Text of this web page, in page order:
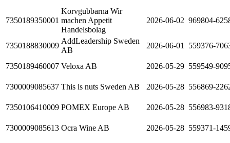
7350189350001
Korvgubbarna Wir
machen Appetit
Handelsbolag
2026-06-02 969804-
7350188830009
AddLeadership Sweden
AB
2026-06-01 559376-
7350189460007 Veloxa AB 2026-05-29 559549-
7300009085637 This is nuts Sweden AB 2026-05-28 556869-
7350106410009 POMEX Europe AB 2026-05-28 556983-
7300009085613 Ocra Wine AB 2026-05-28 559371-